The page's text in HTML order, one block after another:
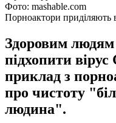
Фото: mashable.com
Порноактори приділяють
Здоровим людям
підхопити
приклад з
про чистоту
людина".